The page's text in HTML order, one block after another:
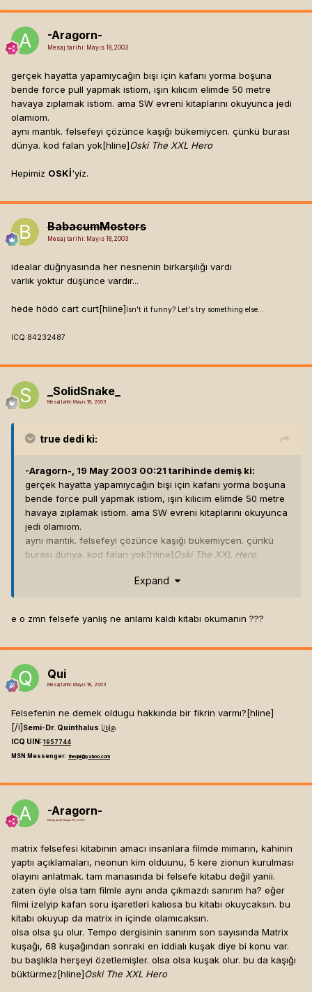
Ph'nglui mglw'nafh cthulhu r'yleh wgah'nagl ftgagn
I am not fat you asshole, I am just big-boned.
Screw you guys; I am going home.
You must respect my authoritaaaaaaa.
BonePART FriarHealSuxx of Hun - Kay Server - Level 50 Drunken Friaa -
-Aragorn-
Mesaj tarihi: Mayıs 18, 2003
gerçek hayatta yapamıycağın bişi için kafanı yorma boşuna
bende force pull yapmak istiom, ışın kılıcım elimde 50 metre
havaya zıplamak istiom. ama SW evreni kitaplarını okuyunca jedi
olamıom.
aynı mantık. felsefeyi çözünce kaşığı bükemiycen. çünkü burası
dünya. kod falan yok[hline]Oski The XXL Hero
Hepimiz OSKİ'yiz.
BabacumMostors
Mesaj tarihi: Mayıs 18, 2003
idealar düğnyasında her nesnenin birkarşılığı vardı
varlık yoktur düşünce vardır...
hede hödö cart curt[hline]Isn't it funny? Let's try something else...
ICQ:84232487
_SolidSnake_
Mesaj tarihi: Mayıs 18, 2003
true dedi ki:
-Aragorn-, 19 May 2003 00:21 tarihinde demiş ki:
gerçek hayatta yapamıycağın bişi için kafanı yorma boşuna
bende force pull yapmak istiom, ışın kılıcım elimde 50 metre
havaya zıplamak istiom. ama SW evreni kitaplarını okuyunca
jedi olamıom.
aynı mantık. felsefeyi çözünce kaşığı bükemiycen. çünkü
burası dünya. kod falan yok[hline]Oski The XXL Hero
Expand
e o zmn felsefe yanlış ne anlamı kaldı kitabı okumanın ???
Qui
Mesaj tarihi: Mayıs 18, 2003
Felsefenin ne demek oldugu hakkında bir fikrin varmı?[hline]
[/i]Semi-Dr. Quinthalus [/b] @
ICQ UIN: 1957744
MSN Messenger: thequi@yahoo.com
-Aragorn-
Mesaj tarihi: Mayıs 18, 2003
matrix felsefesi kitabının amacı insanlara filmde mimarın, kahinin
yaptıı açıklamaları, neonun kim olduunu, 5 kere zionun kurulması
olayını anlatmak. tam manasında bi felsefe kitabu değil yanii.
zaten öyle olsa tam filmle aynı anda çıkmazdı sanırım ha? eğer
filmi izelyip kafan soru işaretleri kalıosa bu kitabı okuycaksın. bu
kitabı okuyup da matrix in içinde olamıcaksın.
olsa olsa şu olur. Tempo dergisinin sanırım son sayısında Matrix
kuşağı, 68 kuşağından sonraki en iddialı kuşak diye bi konu var.
bu başlıkla herşeyi özetlemişler. olsa olsa kuşak olur. bu da kaşığı
büktürmez[hline]Oski The XXL Hero